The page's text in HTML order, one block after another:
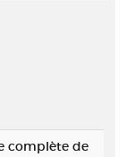
complète de